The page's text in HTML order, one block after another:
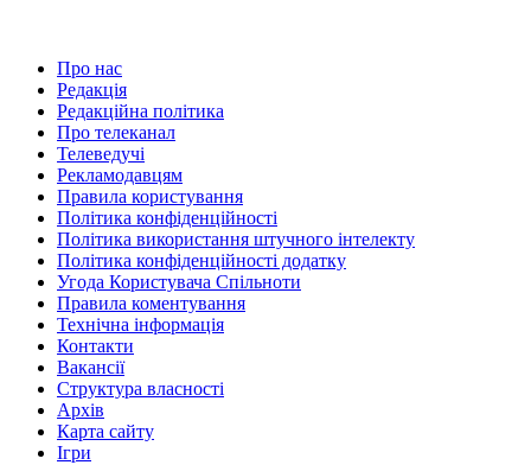
Про нас
Редакція
Редакційна політика
Про телеканал
Телеведучі
Рекламодавцям
Правила користування
Політика конфіденційності
Політика використання штучного інтелекту
Політика конфіденційності додатку
Угода Користувача Спільноти
Правила коментування
Технічна інформація
Контакти
Вакансії
Структура власності
Архів
Карта сайту
Ігри